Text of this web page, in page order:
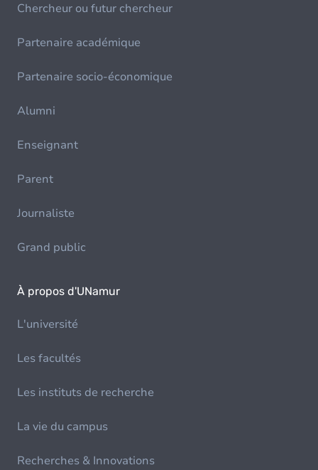
Chercheur ou futur chercheur
Partenaire académique
Partenaire socio-économique
Alumni
Enseignant
Parent
Journaliste
Grand public
À propos d'UNamur
L'université
Les facultés
Les instituts de recherche
La vie du campus
Recherches & Innovations